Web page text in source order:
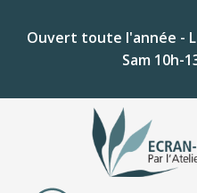
Ouvert toute l'année -
Sam 10h-